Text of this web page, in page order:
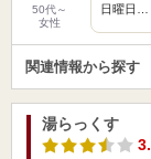
50代～
女性
日曜日…
関連情報から探す
湯らっくす